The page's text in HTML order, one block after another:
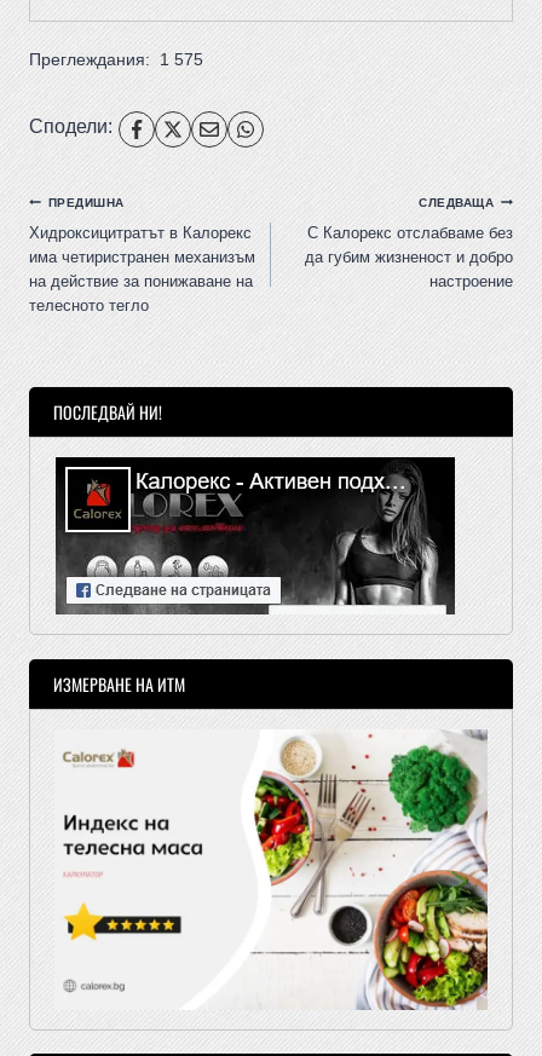
Преглеждания: 1 575
Сподели:
ПРЕДИШНА
Хидроксицитратът в Калорекс
има четиристранен механизъм
на действие за понижаване на
телесното тегло
СЛЕДВАЩА
С Калорекс отслабваме без
да губим жизненост и добро
настроение
ПОСЛЕДВАЙ НИ!
ИЗМЕРВАНЕ НА ИТМ